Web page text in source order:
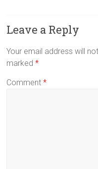
Leave a Reply
Your email address will
marked*
Comment*